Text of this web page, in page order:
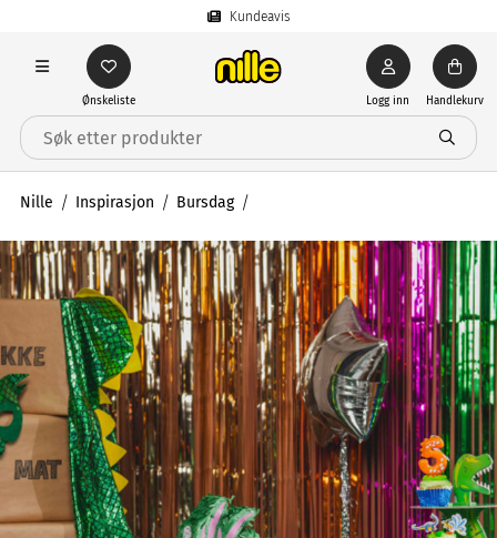
Kundeavis
Ønskeliste Logg inn Handlekurv
Nille Inspirasjon Bursdag